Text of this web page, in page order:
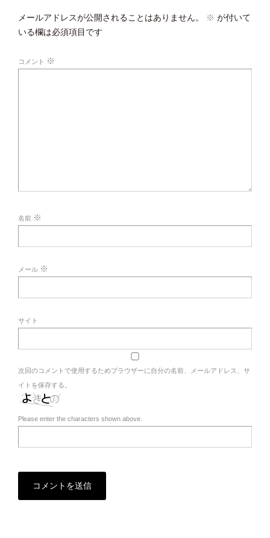
メールアドレスが公開されることはありません。 ※ が付いて
いる欄は必須項目です
コメント ※
名前 ※
メール ※
サイト
次回のコメントで使用するためブラウザーに自分の名前、メールアドレス、サ
イトを保存する。
Please enter the characters shown above.